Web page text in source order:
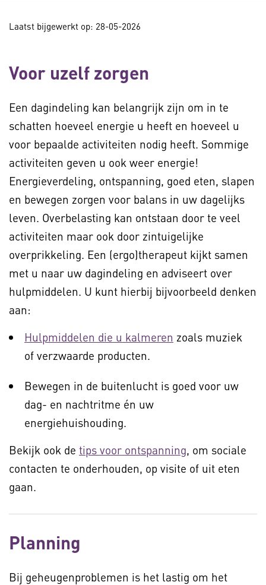
Laatst bijgewerkt op: 28-05-2026
Voor uzelf zorgen
Een dagindeling kan belangrijk zijn om in te
schatten hoeveel energie u heeft en hoeveel u
voor bepaalde activiteiten nodig heeft. Sommige
activiteiten geven u ook weer energie!
Energieverdeling, ontspanning, goed eten, slapen
en bewegen zorgen voor balans in uw dagelijks
leven. Overbelasting kan ontstaan door te veel
activiteiten maar ook door zintuigelijke
overprikkeling. Een (ergo)therapeut kijkt samen
met u naar uw dagindeling en adviseert over
hulpmiddelen. U kunt hierbij bijvoorbeeld denken
aan:
Hulpmiddelen die u kalmeren zoals muziek
of verzwaarde producten.
Bewegen in de buitenlucht is goed voor uw
dag- en nachtritme én uw
energiehuishouding.
Bekijk ook de tips voor ontspanning, om sociale
contacten te onderhouden, op visite of uit eten
gaan.
Planning
Bij geheugenproblemen is het lastig om het